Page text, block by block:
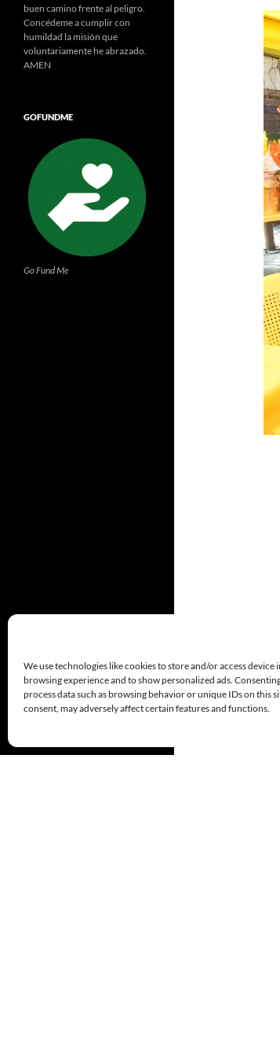
We use technologies like cookies to store and/or access
browsing experience and to show personalized ads.
process data such as browsing behavior or unique IDs on this
consent, may adversely affect certain features and functions.
buen camino frente al peligro.
Concédeme a cumplir con
humildad la misión que
voluntariamente he abrazado.
AMEN
GOFUNDME
Go Fund Me